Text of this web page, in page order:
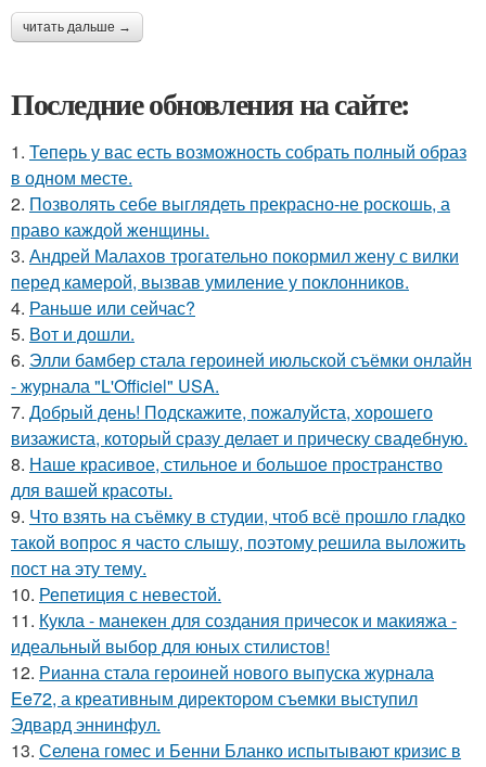
читать дальше →
Последние обновления на сайте:
1. Теперь у вас есть возможность собрать полный образ
в одном месте.
2. Позволять себе выглядеть прекрасно-не роскошь, а
право каждой женщины.
3. Андрей Малахов трогательно покормил жену с вилки
перед камерой, вызвав умиление у поклонников.
4. Раньше или сейчас?
5. Вот и дошли.
6. Элли бамбер стала героиней июльской съёмки онлайн
- журнала "L'Officiel" USA.
7. Добрый день! Подскажите, пожалуйста, хорошего
визажиста, который сразу делает и прическу свадебную.
8. Наше красивое, стильное и большое пространство
для вашей красоты.
9. Что взять на съёмку в студии, чтоб всё прошло гладко
такой вопрос я часто слышу, поэтому решила выложить
пост на эту тему.
10. Репетиция с невестой.
11. Кукла - манекен для создания причесок и макияжа -
идеальный выбор для юных стилистов!
12. Рианна стала героиней нового выпуска журнала
Ee72, а креативным директором съемки выступил
Эдвард эннинфул.
13. Селена гомес и Бенни Бланко испытывают кризис в